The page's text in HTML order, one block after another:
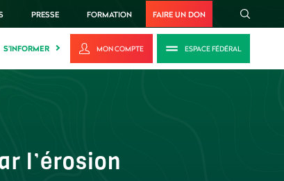
PRESSE FORMATION FAIRE UN DON
S'INFORMER MON COMPTE ESPACE FÉDÉRAL
l’érosion